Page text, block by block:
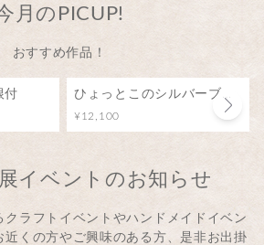
月のPICUP!
おすすめ作品！
付 ひょっとこのシルバーブローチ（ピンバッジ）
¥12,100
イベントのお知らせ
クラフトイベントやハンドメイドイベン
近くの方やご興味のある方、是非お出掛